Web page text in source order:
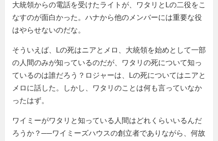
大統領からの電話を受けたライトが、ワタリとLの二役をこ
なすのが面白かった。ハナから他のメンバーには重要な役
はやらせないのだな。
そういえば、Lの死はニアとメロ、大統領を始めとして一部
の人間のみが知っているのだが、ワタリの死について知っ
ているのは誰だろう？ロジャーは、Lの死についてはニアと
メロに話した。しかし、ワタリのことは何も言っていなか
ったはず。
ワイミーがワタリと知っている人間はどれくらいいるんだ
ろうか？──ワイミーズハウスの創立者でありながら、何故